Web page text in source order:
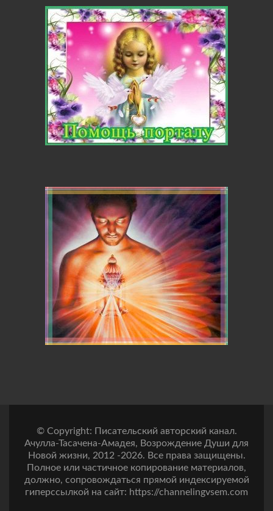
© Copyright: Писательский авторский канал.
Ачулла-Тасачена-Амадея, Возрождение Души для
Новой жизни, 2012 -2026. Все права защищены.
Полное или частичное копирование материалов,
должно, сопровождаться прямой индексируемой
гиперссылкой на сайт: https://channelingvsem.com